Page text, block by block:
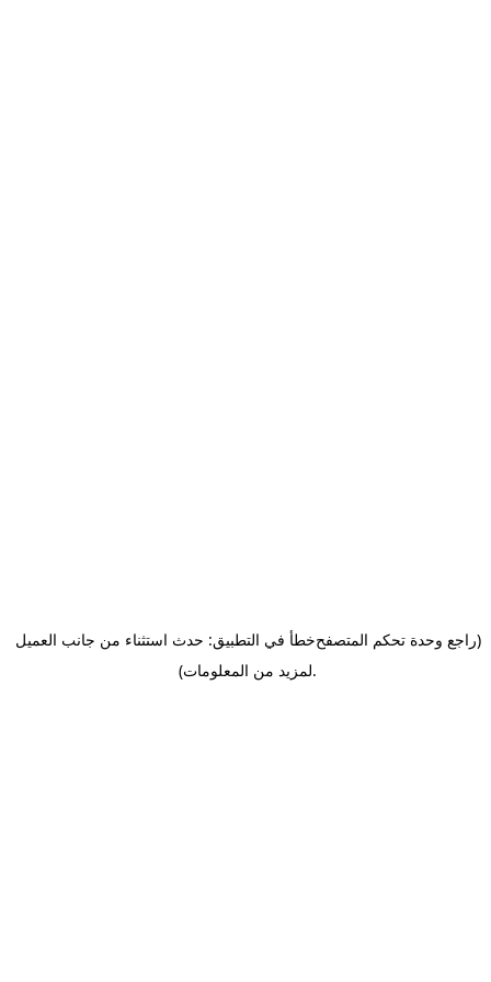
خطأ في التطبيق: حدث استثناء من جانب العميل(راجع وحدة تحكم المتصفح
لمزيد من المعلومات).